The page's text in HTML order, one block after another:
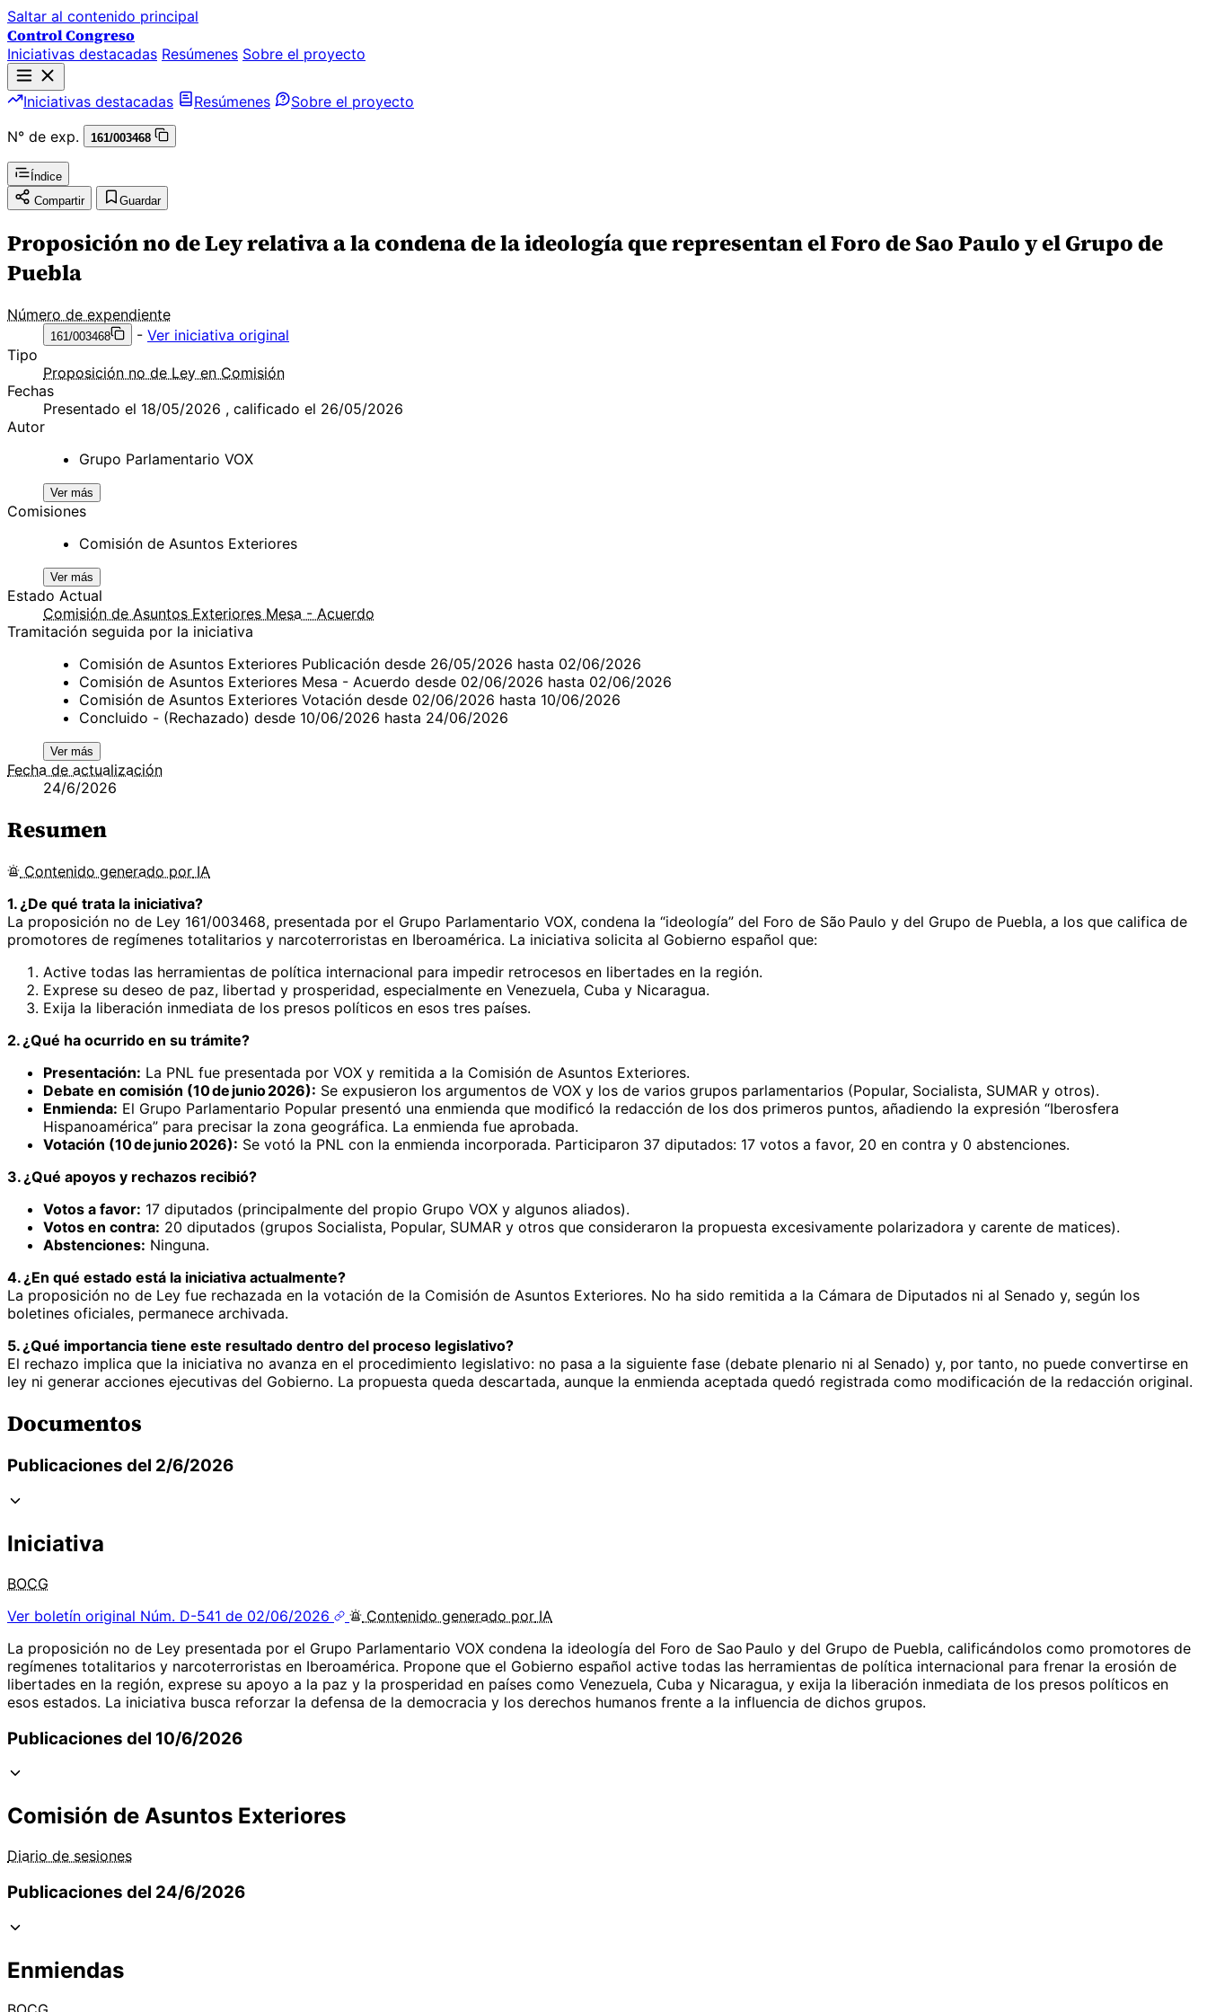
Saltar al contenido principal
Control Congreso
Iniciativas destacadas Resúmenes Sobre el proyecto
Iniciativas destacadas Resúmenes
Sobre el proyecto
N° de exp.
161/003468
Índice
Compartir
Guardar
Proposición no de Ley relativa a la condena de la ideología que representan el Foro de Sao Paulo y el Grupo de
Puebla
Número de expendiente
161/003468 - Ver iniciativa original
Tipo
Proposición no de Ley en Comisión
Fechas
Presentado el 18/05/2026 , calificado el 26/05/2026
Autor
Grupo Parlamentario VOX
Ver más
Comisiones
Comisión de Asuntos Exteriores
Ver más
Estado Actual
Comisión de Asuntos Exteriores Mesa - Acuerdo
Tramitación seguida por la iniciativa
Comisión de Asuntos Exteriores Publicación desde 26/05/2026 hasta 02/06/2026
Comisión de Asuntos Exteriores Mesa - Acuerdo desde 02/06/2026 hasta 02/06/2026
Comisión de Asuntos Exteriores Votación desde 02/06/2026 hasta 10/06/2026
Concluido - (Rechazado) desde 10/06/2026 hasta 24/06/2026
Ver más
Fecha de actualización
24/6/2026
Resumen
Contenido generado por IA
1. ¿De qué trata la iniciativa?
La proposición no de Ley 161/003468, presentada por el Grupo Parlamentario VOX, condena la “ideología” del Foro de São Paulo y del Grupo de Puebla, a los que califica de
promotores de regímenes totalitarios y narcoterroristas en Iberoamérica. La iniciativa solicita al Gobierno español que:
Active todas las herramientas de política internacional para impedir retrocesos en libertades en la región.
Exprese su deseo de paz, libertad y prosperidad, especialmente en Venezuela, Cuba y Nicaragua.
Exija la liberación inmediata de los presos políticos en esos tres países.
2. ¿Qué ha ocurrido en su trámite?
Presentación: La PNL fue presentada por VOX y remitida a la Comisión de Asuntos Exteriores.
Debate en comisión (10 de junio 2026): Se expusieron los argumentos de VOX y los de varios grupos parlamentarios (Popular, Socialista, SUMAR y otros).
Enmienda: El Grupo Parlamentario Popular presentó una enmienda que modificó la redacción de los dos primeros puntos, añadiendo la expresión “Iberosfera
Hispanoamérica” para precisar la zona geográfica. La enmienda fue aprobada.
Votación (10 de junio 2026): Se votó la PNL con la enmienda incorporada. Participaron 37 diputados: 17 votos a favor, 20 en contra y 0 abstenciones.
3. ¿Qué apoyos y rechazos recibió?
Votos a favor: 17 diputados (principalmente del propio Grupo VOX y algunos aliados).
Votos en contra: 20 diputados (grupos Socialista, Popular, SUMAR y otros que consideraron la propuesta excesivamente polarizadora y carente de matices).
Abstenciones: Ninguna.
4. ¿En qué estado está la iniciativa actualmente?
La proposición no de Ley fue rechazada en la votación de la Comisión de Asuntos Exteriores. No ha sido remitida a la Cámara de Diputados ni al Senado y, según los
boletines oficiales, permanece archivada.
5. ¿Qué importancia tiene este resultado dentro del proceso legislativo?
El rechazo implica que la iniciativa no avanza en el procedimiento legislativo: no pasa a la siguiente fase (debate plenario ni al Senado) y, por tanto, no puede convertirse en
ley ni generar acciones ejecutivas del Gobierno. La propuesta queda descartada, aunque la enmienda aceptada quedó registrada como modificación de la redacción original.
Documentos
Publicaciones del 2/6/2026
Iniciativa
BOCG
Ver boletín original Núm. D-541 de 02/06/2026 Contenido generado por IA
La proposición no de Ley presentada por el Grupo Parlamentario VOX condena la ideología del Foro de Sao Paulo y del Grupo de Puebla, calificándolos como promotores de
regímenes totalitarios y narcoterroristas en Iberoamérica. Propone que el Gobierno español active todas las herramientas de política internacional para frenar la erosión de
libertades en la región, exprese su apoyo a la paz y la prosperidad en países como Venezuela, Cuba y Nicaragua, y exija la liberación inmediata de los presos políticos en
esos estados. La iniciativa busca reforzar la defensa de la democracia y los derechos humanos frente a la influencia de dichos grupos.
Publicaciones del 10/6/2026
Comisión de Asuntos Exteriores
Diario de sesiones
Publicaciones del 24/6/2026
Enmiendas